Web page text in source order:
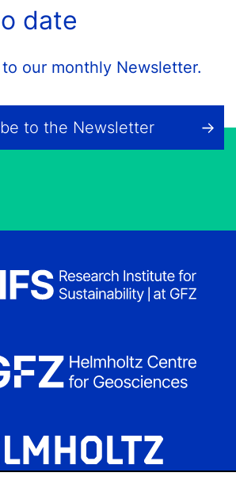
date
our monthly Newsletter.
to the Newsletter